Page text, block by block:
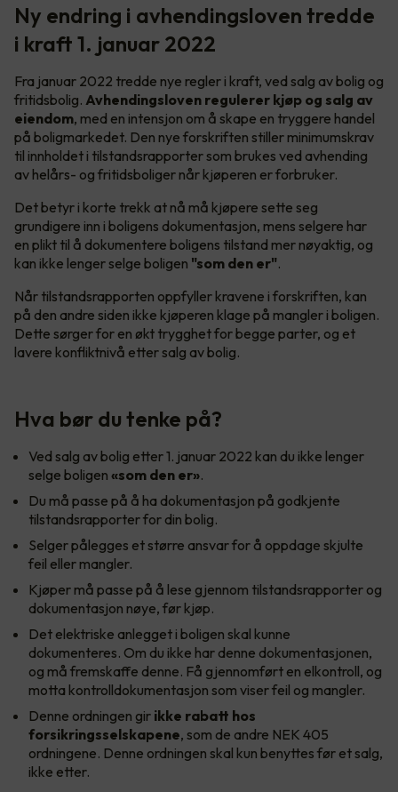
Ny endring i avhendingsloven tredde
i kraft 1. januar 2022
Fra januar 2022 tredde nye regler i kraft, ved salg av bolig og
fritidsbolig. Avhendingsloven regulerer kjøp og salg av
eiendom, med en intensjon om å skape en tryggere handel
på boligmarkedet. Den nye forskriften stiller minimumskrav
til innholdet i tilstandsrapporter som brukes ved avhending
av helårs- og fritidsboliger når kjøperen er forbruker.
Det betyr i korte trekk at nå må kjøpere sette seg
grundigere inn i boligens dokumentasjon, mens selgere har
en plikt til å dokumentere boligens tilstand mer nøyaktig, og
kan ikke lenger selge boligen "som den er".
Når tilstandsrapporten oppfyller kravene i forskriften, kan
på den andre siden ikke kjøperen klage på mangler i boligen.
Dette sørger for en økt trygghet for begge parter, og et
lavere konfliktnivå etter salg av bolig.
Hva bør du tenke på?
Ved salg av bolig etter 1. januar 2022 kan du ikke lenger
selge boligen «som den er».
Du må passe på å ha dokumentasjon på godkjente
tilstandsrapporter for din bolig.
Selger pålegges et større ansvar for å oppdage skjulte
feil eller mangler.
Kjøper må passe på å lese gjennom tilstandsrapporter og
dokumentasjon nøye, før kjøp.
Det elektriske anlegget i boligen skal kunne
dokumenteres. Om du ikke har denne dokumentasjonen,
og må fremskaffe denne. Få gjennomført en elkontroll, og
motta kontrolldokumentasjon som viser feil og mangler.
Denne ordningen gir ikke rabatt hos
forsikringsselskapene, som de andre NEK 405
ordningene. Denne ordningen skal kun benyttes før et salg,
ikke etter.